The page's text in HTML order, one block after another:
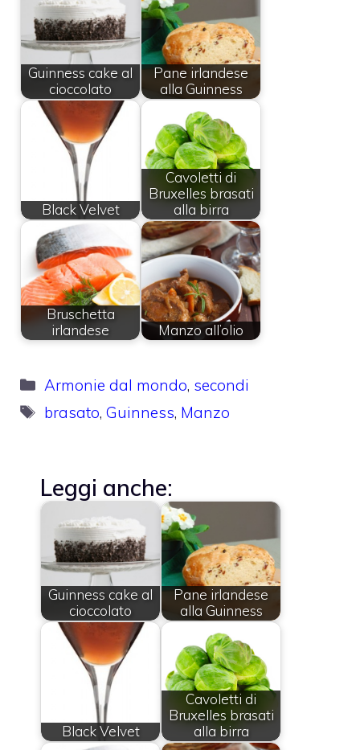
Guinness cake al
cioccolato
Pane irlandese
alla Guinness
Black Velvet
Cavoletti di
Bruxelles brasati
alla birra
Bruschetta
irlandese
Manzo all’olio
Categorie
Armonie dal mondo, secondi
Tag
brasato,Guinness, Manzo
Leggi anche:
Guinness cake al
cioccolato
Pane irlandese
alla Guinness
Black Velvet
Cavoletti di
Bruxelles brasati
alla birra